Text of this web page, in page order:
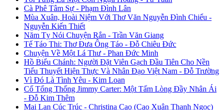
Cà Phê Tâm Sự - Phạm Đình Lân
Mùa Xuân, Hoài Niệm Với Thơ Văn Nguyễn Đình Chiểu -
Nguyễn Kiến Thiết
Năm Tỵ Nói Chuyện Rắn - Trần Văn Giang
Tế Táo Thi: Thơ Đưa Ông Táo - Đỗ Chiêu Đức
Chuyện Về Một Lá Thư - Phan Đức Minh
Hồ Biểu Chánh: Người Đặt Viên Gạch Đầu Tiên Cho Nền
Tiểu Thuyết Hiện Thực Và Nhân Đạo Việt Nam - Đỗ Trường
Vì Đó Là Tình Yêu - Kim Loan
Cố Tổng Thống Jimmy Carter: Một Tấm Lòng Đầy Nhân Ái
- Đỗ Kim Thêm
Mai Lan Cúc Trúc - Christina Cao (Cao Xuân Thanh Ngọc)